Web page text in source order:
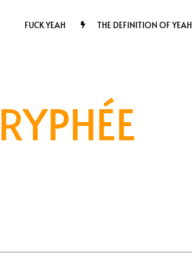
FUCK YEAH THE DEFINITION OF YEAH